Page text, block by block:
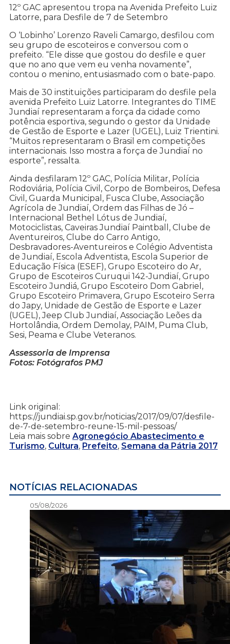
12º GAC apresentou tropa na Avenida Prefeito Luiz
Latorre, para Desfile de 7 de Setembro
O ‘Lobinho’ Lorenzo Raveli Camargo, desfilou com
seu grupo de escoteiros e conversou com o
prefeito. “Ele disse que gostou do desfile e quer
que no ano que vem eu venha novamente”,
contou o menino, entusiasmado com o bate-papo.
Mais de 30 instituições participaram do desfile pela
avenida Prefeito Luiz Latorre. Integrantes do TIME
Jundiaí representaram a força da cidade como
potência esportiva, segundo o gestor da Unidade
de Gestão de Esporte e Lazer (UGEL), Luiz Trientini.
“Muitos representaram o Brasil em competições
internacionais. Isso mostra a força de Jundiaí no
esporte”, ressalta.
Ainda desfilaram 12º GAC, Polícia Militar, Polícia
Rodoviária, Polícia Civil, Corpo de Bombeiros, Defesa
Civil, Guarda Municipal, Fusca Clube, Associação
Agrícola de Jundiaí, Ordem das Filhas de Jó –
Internacional Bethel Lótus de Jundiaí,
Motociclistas, Caveiras Jundiaí Paintball, Clube de
Aventureiros, Clube do Carro Antigo,
Desbravadores-Aventureiros e Colégio Adventista
de Jundiaí, Escola Adventista, Escola Superior de
Educação Física (ESEF), Grupo Escoteiro do Ar,
Grupo de Escoteiros Curuqui 142-Jundiaí, Grupo
Escoteiro Jundiá, Grupo Escoteiro Dom Gabriel,
Grupo Escoteiro Primavera, Grupo Escoteiro Serra
do Japy, Unidade de Gestão de Esporte e Lazer
(UGEL), Jeep Club Jundiaí, Associação Leões da
Hortolândia, Ordem Demolay, PAIM, Puma Club,
Sesi, Peama e Clube Veteranos.
Assessoria de Imprensa
Fotos: Fotógrafos PMJ
Link original:
https://jundiai.sp.gov.br/noticias/2017/09/07/desfile-
de-7-de-setembro-reune-15-mil-pessoas/
Leia mais sobre Agronegócio Abastecimento e
Turismo, Cultura, Prefeito, Semana da Pátria 2017
NOTÍCIAS RELACIONADAS
05/08/2026